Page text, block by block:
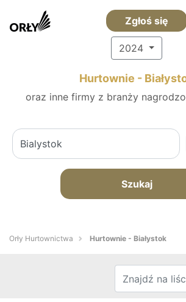
Zgłoś się
2024
Hurtownie -
oraz inne firmy z branży
Szukaj
Orły Hurtownictwa Hurtownie - Białystok